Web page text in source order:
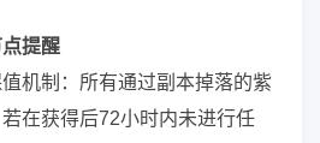
提醒
机制：所有通过副本掉落的紫
在获得后72小时内未进行任